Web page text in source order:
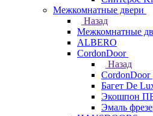
Межкомнатные двери
Назад
Межкомнатные
ALBERO
CordonDoor
Назад
CordonDoor
Багет De
Экошпон
Эмаль